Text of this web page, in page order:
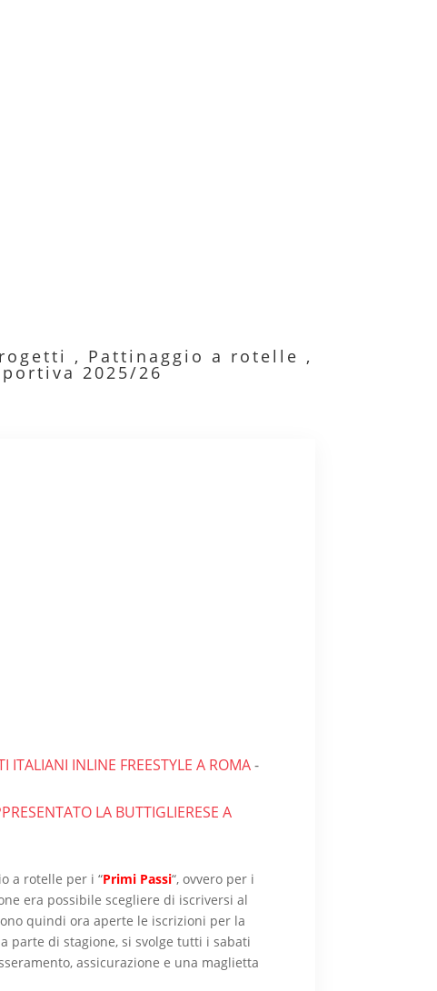
, Pattinaggio a rotelle ,
2025/26
ITALIANI INLINE FREESTYLE A ROMA-
LA BUTTIGLIERESE A
a rotelle per i “Primi Passi“, ovvero per i
era possibile scegliere di iscriversi al
quindi ora aperte le iscrizioni per la
parte di stagione, si svolge tutti i sabati
assicurazione e una maglietta